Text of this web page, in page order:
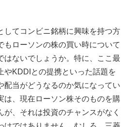
してコンビニ銘柄に興味を持つ方
もローソンの株の買い時について
はないでしょうか。特に、ここ最
やKDDIとの提携といった話題を
配当がどうなるのか気になってい
は、現在ローソン株そのものを購
が、それは投資のチャンスがなく